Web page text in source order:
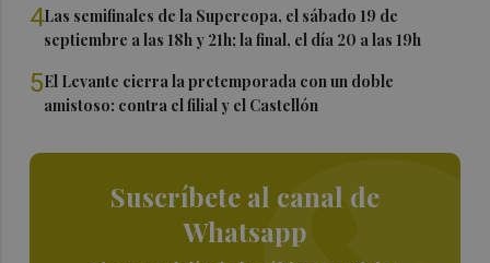
4Las semifinales de la Supercopa, el sábado 19 de
septiembre a las 18h y 21h; la final, el día 20 a las 19h
5El Levante cierra la pretemporada con un doble
amistoso: contra el filial y el Castellón
Suscríbete al canal de
Whatsapp